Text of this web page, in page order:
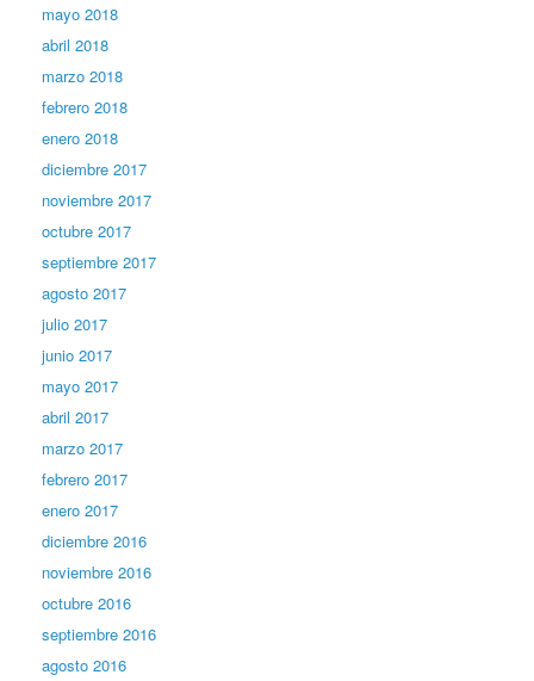
mayo 2018
abril 2018
marzo 2018
febrero 2018
enero 2018
diciembre 2017
noviembre 2017
octubre 2017
septiembre 2017
agosto 2017
julio 2017
junio 2017
mayo 2017
abril 2017
marzo 2017
febrero 2017
enero 2017
diciembre 2016
noviembre 2016
octubre 2016
septiembre 2016
agosto 2016